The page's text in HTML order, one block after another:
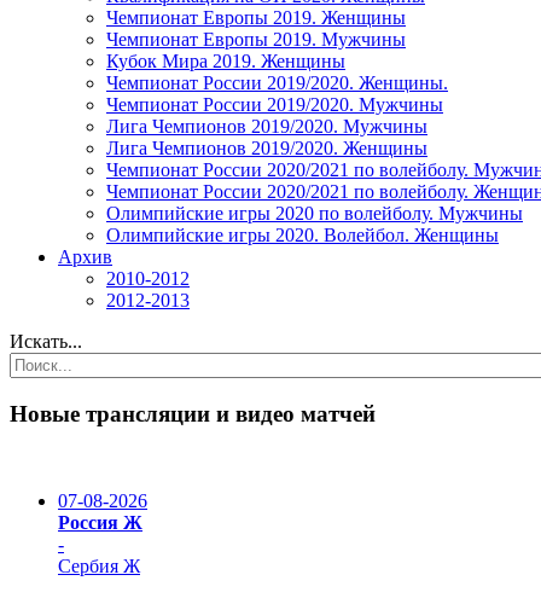
Чемпионат Европы 2019. Женщины
Чемпионат Европы 2019. Мужчины
Кубок Мира 2019. Женщины
Чемпионат России 2019/2020. Женщины.
Чемпионат России 2019/2020. Мужчины
Лига Чемпионов 2019/2020. Мужчины
Лига Чемпионов 2019/2020. Женщины
Чемпионат России 2020/2021 по волейболу.
Чемпионат России 2020/2021 по волейболу.
Олимпийские игры 2020 по волейболу. Мужчины
Олимпийские игры 2020. Волейбол. Женщины
Архив
2010-2012
2012-2013
Искать...
Новые трансляции и видео матчей
07-08-2026
Россия Ж
-
Сербия Ж